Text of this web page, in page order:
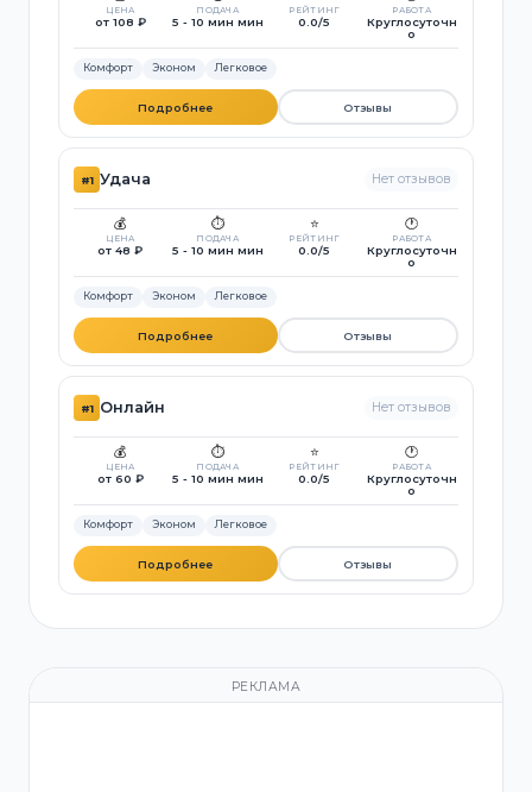
ЦЕНА
от 108 ₽
ПОДАЧА
5 - 10 мин мин
РЕЙТИНГ
0.0/5
РАБОТА
Круглосуточн
о
Комфорт Эконом Легковое
Подробнее Отзывы
#1 Удача Нет отзывов
💰
ЦЕНА
от 48 ₽
⏱️
ПОДАЧА
5 - 10 мин мин
⭐
РЕЙТИНГ
0.0/5
🕐
РАБОТА
Круглосуточн
о
Комфорт Эконом Легковое
Подробнее Отзывы
#1 Онлайн Нет отзывов
💰
ЦЕНА
от 60 ₽
⏱️
ПОДАЧА
5 - 10 мин мин
⭐
РЕЙТИНГ
0.0/5
🕐
РАБОТА
Круглосуточн
о
Комфорт Эконом Легковое
Подробнее Отзывы
РЕКЛАМА